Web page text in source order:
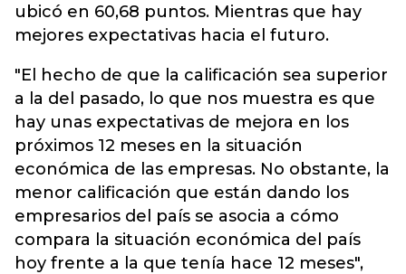
ubicó en 60,68 puntos. Mientras que hay
mejores expectativas hacia el futuro.
"El hecho de que la calificación sea superior
a la del pasado, lo que nos muestra es que
hay unas expectativas de mejora en los
próximos 12 meses en la situación
económica de las empresas. No obstante, la
menor calificación que están dando los
empresarios del país se asocia a cómo
compara la situación económica del país
hoy frente a la que tenía hace 12 meses",